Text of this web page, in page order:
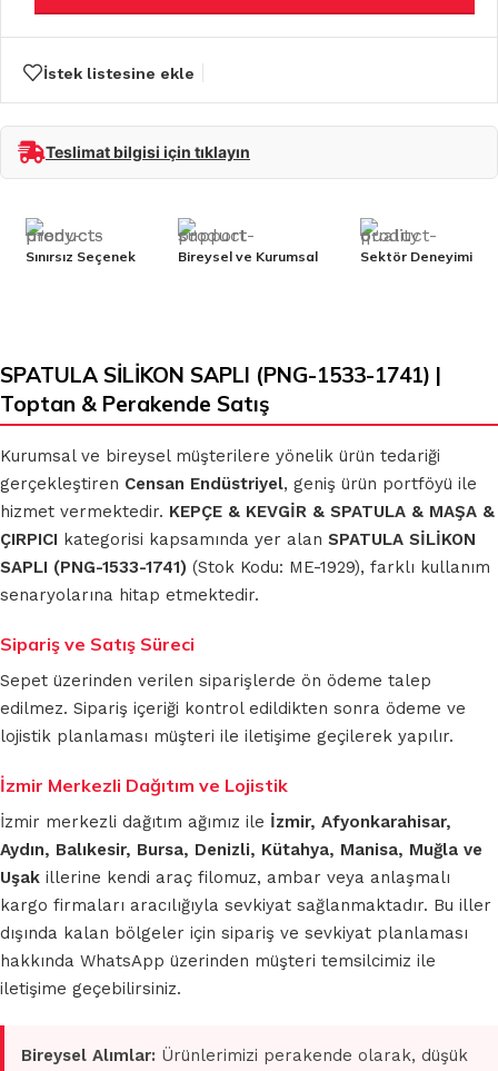
İstek listesine ekle
Teslimat bilgisi için tıklayın
Sınırsız Seçenek Bireysel ve Kurumsal Sektör Deneyimi
SPATULA SİLİKON SAPLI (PNG-1533-1741) |
Toptan & Perakende Satış
Kurumsal ve bireysel müşterilere yönelik ürün tedariği
gerçekleştiren Censan Endüstriyel, geniş ürün portföyü ile
hizmet vermektedir. KEPÇE & KEVGİR & SPATULA & MAŞA &
ÇIRPICI kategorisi kapsamında yer alan SPATULA SİLİKON
SAPLI (PNG-1533-1741) (Stok Kodu: ME-1929), farklı kullanım
senaryolarına hitap etmektedir.
Sipariş ve Satış Süreci
Sepet üzerinden verilen siparişlerde ön ödeme talep
edilmez. Sipariş içeriği kontrol edildikten sonra ödeme ve
lojistik planlaması müşteri ile iletişime geçilerek yapılır.
İzmir Merkezli Dağıtım ve Lojistik
İzmir merkezli dağıtım ağımız ile İzmir, Afyonkarahisar,
Aydın, Balıkesir, Bursa, Denizli, Kütahya, Manisa, Muğla ve
Uşak illerine kendi araç filomuz, ambar veya anlaşmalı
kargo firmaları aracılığıyla sevkiyat sağlanmaktadır. Bu iller
dışında kalan bölgeler için sipariş ve sevkiyat planlaması
hakkında WhatsApp üzerinden müşteri temsilcimiz ile
iletişime geçebilirsiniz.
Bireysel Alımlar: Ürünlerimizi perakende olarak, düşük